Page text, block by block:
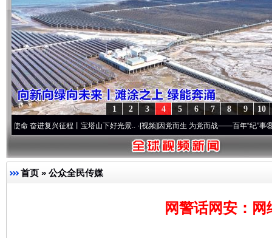
10
9
8
7
6
5
4
3
2
1
征程丨宝塔山下好光景..·[视频]因党而生 为党而战——百年“纪”事⑧加强纪律..·[视
首页 » 公众全民传媒
网警话网安：